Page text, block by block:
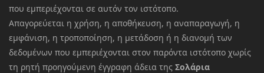
που εμπεριέχονται σε αυτόν τον ιστότοπο.
Απαγορεύεται η χρήση, η αποθήκευση, η αναπαραγωγή, η
εμφάνιση, η τροποποίηση, η μετάδοση ή η διανομή των
δεδομένων που εμπεριέχονται στον παρόντα ιστότοπο χωρίς
τη ρητή προηγούμενη έγγραφη άδεια της Σολάρια